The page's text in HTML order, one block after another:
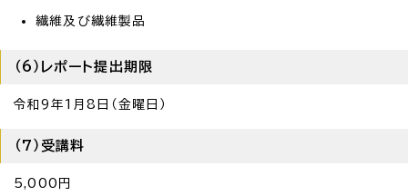
繊維及び繊維製品
（6）レポート提出期限
令和9年1月8日（金曜日）
（7）受講料
5,000円